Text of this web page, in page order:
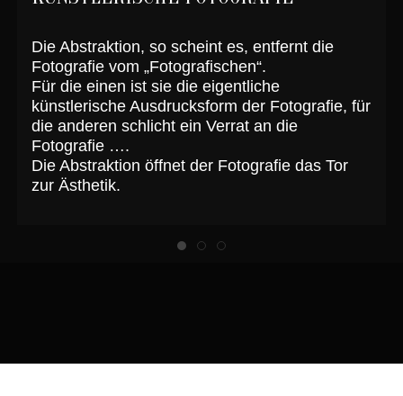
Die Abstraktion, so scheint es, entfernt die
Fotografie vom „Fotografischen“.
Für die einen ist sie die eigentliche
künstlerische Ausdrucksform der Fotografie, für
die anderen schlicht ein Verrat an die
Fotografie ….
Die Abstraktion öffnet der Fotografie das Tor
zur Ästhetik.